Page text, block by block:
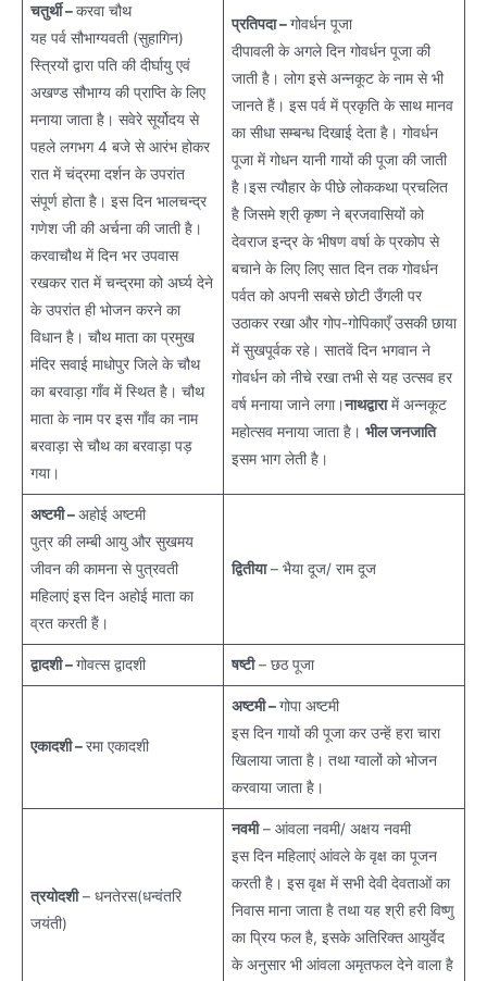
चतुर्थी –करवा चौथ
यह पर्व सौभाग्यवती (सुहागिन)
स्त्रियों द्वारा पति की दीर्घायु एवं
अखण्ड सौभाग्य की प्राप्ति के लिए
मनाया जाता है। सवेरे सूर्योदय से
पहले लगभग 4 बजे से आरंभ होकर
रात में चंद्रमा दर्शन के उपरांत
संपूर्ण होता है। इस दिन भालचन्द्र
गणेश जी की अर्चना की जाती है।
करवाचौथ में दिन भर उपवास
रखकर रात में चन्द्रमा को अ‌र्घ्य देने
के उपरांत ही भोजन करने का
विधान है। चौथ माता का प्रमुख
मंदिर सवाई माधोपुर जिले के चौथ
का बरवाड़ा गाँव में स्थित है। चौथ
माता के नाम पर इस गाँव का नाम
बरवाड़ा से चौथ का बरवाड़ा पड़
गया।
प्रतिपदा –गोवर्धन पूजा
दीपावली के अगले दिन गोवर्धन पूजा की
जाती है। लोग इसे अन्नकूट के नाम से भी
जानते हैं। इस पर्व में प्रकृति के साथ मानव
का सीधा सम्बन्ध दिखाई देता है। गोवर्धन
पूजा में गोधन यानी गायों की पूजा की जाती
है।इस त्यौहार के पीछे लोककथा प्रचलित
है जिसमे श्री कृष्ण ने ब्रजवासियों को
देवराज इन्द्र के भीषण वर्षा के प्रकोप से
बचाने के लिए लिए सात दिन तक गोवर्धन
पर्वत को अपनी सबसे छोटी उँगली पर
उठाकर रखा और गोप-गोपिकाएँ उसकी छाया
में सुखपूर्वक रहे। सातवें दिन भगवान ने
गोवर्धन को नीचे रखा तभी से यह उत्सव हर
वर्ष मनाया जाने लगा।नाथद्वारामें अन्नकूट
महोत्सव मनाया जाता है। भील जनजाति
इसम भाग लेती है।
अष्टमी –अहोई अष्टमी
पुत्र की लम्बी आयु और सुखमय
जीवन की कामना से पुत्रवती
महिलाएं इस दिन अहोई माता का
व्रत करती हैं।
द्वितीया– भैया दूज/ राम दूज
द्वादशी –गोवत्स द्वादशी षष्टी– छठ पूजा
एकादशी –रमा एकादशी
अष्टमी –गोपा अष्टमी
इस दिन गायों की पूजा कर उन्हें हरा चारा
खिलाया जाता है। तथा ग्वालों को भोजन
करवाया जाता है।
त्रयोदशी– धनतेरस(धन्वंतरि
जयंती)
नवमी– आंवला नवमी/ अक्षय नवमी
इस दिन महिलाएं आंवले के वृक्ष का पूजन
करती है। इस वृक्ष में सभी देवी देवताओं का
निवास माना जाता है तथा यह श्री हरी विष्णु
का प्रिय फल है, इसके अतिरिक्त आयुर्वेद
के अनुसार भी आंवला अमृतफल देने वाला है